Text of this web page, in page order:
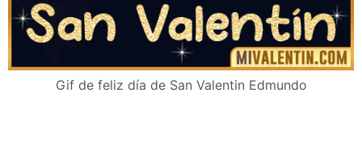
Gif de feliz día de San Valentin Edmundo